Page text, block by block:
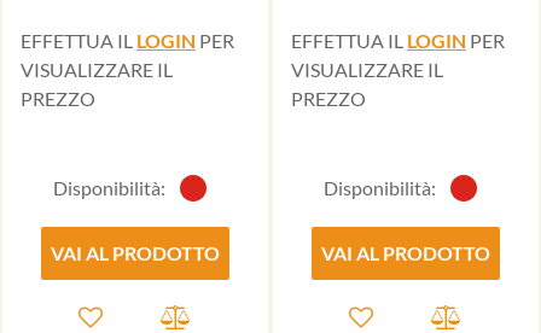
EFFETTUA IL LOGIN PER
VISUALIZZARE IL
PREZZO
Disponibilità:
VAI AL PRODOTTO
EFFETTUA IL LOGIN PER
VISUALIZZARE IL
PREZZO
Disponibilità:
VAI AL PRODOTTO